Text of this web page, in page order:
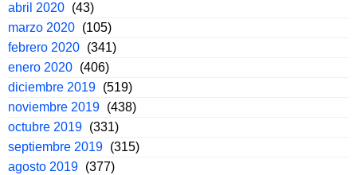
abril 2020 (43)
marzo 2020 (105)
febrero 2020 (341)
enero 2020 (406)
diciembre 2019 (519)
noviembre 2019 (438)
octubre 2019 (331)
septiembre 2019 (315)
agosto 2019 (377)